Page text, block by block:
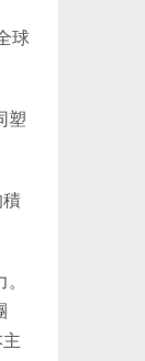
球
塑